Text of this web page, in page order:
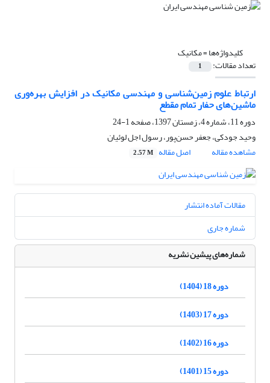
کلیدواژه‌ها =مکانیک
تعداد مقالات: 1
ارتباط علوم زمین‌شناسی و مهندسی مکانیک در افزایش بهره‌وری
ماشین‌های حفار تمام مقطع
دوره 11، شماره 4، زمستان 1397، صفحه
1-24
وحید جودکی، جعفر حسن‌پور، رسول اجل لوئیان
مشاهده مقاله
اصل مقاله 2.57 M
مقالات آماده انتشار
شماره جاری
شماره‌های پیشین نشریه
دوره 18 (1404)
دوره 17 (1403)
دوره 16 (1402)
دوره 15 (1401)